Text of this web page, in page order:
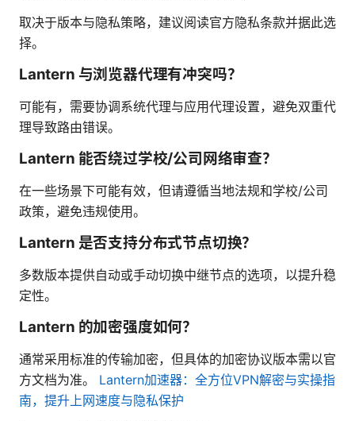
取决于版本与隐私策略，建议阅读官方隐私条款并据此选
择。
Lantern 与浏览器代理有冲突吗？
可能有，需要协调系统代理与应用代理设置，避免双重代
理导致路由错误。
Lantern 能否绕过学校/公司网络审查？
在一些场景下可能有效，但请遵循当地法规和学校/公司
政策，避免违规使用。
Lantern 是否支持分布式节点切换？
多数版本提供自动或手动切换中继节点的选项，以提升稳
定性。
Lantern 的加密强度如何？
通常采用标准的传输加密，但具体的加密协议版本需以官
方文档为准。 Lantern加速器：全方位VPN解密与实操指
南，提升上网速度与隐私保护